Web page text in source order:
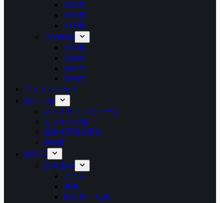
2002年
2001年
2000年
1990年代
1999年
1998年
1997年
1996年
フォトエッセイ
思いつき
ネット&コンピュータ
モノ&その他
芸術&写真&音楽
旅&食
旅行記
日本国内
どこか
沖縄
屋久島・九州